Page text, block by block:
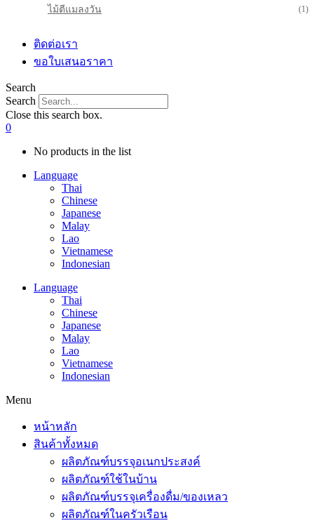
ไม้ตีแมลงวัน (1)
ติดต่อเรา
ขอใบเสนอราคา
Search
Search
Close this search box.
0
No products in the list
Language
Thai
Chinese
Japanese
Malay
Lao
Vietnamese
Indonesian
Language
Thai
Chinese
Japanese
Malay
Lao
Vietnamese
Indonesian
Menu
หน้าหลัก
สินค้าทั้งหมด
ผลิตภัณฑ์บรรจุอเนกประสงค์
ผลิตภัณฑ์ใช้ในบ้าน
ผลิตภัณฑ์บรรจุเครื่องดื่ม/ของเหลว
ผลิตภัณฑ์ในครัวเรือน